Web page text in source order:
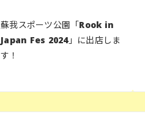
蘇我スポーツ公園「Rook in
Japan Fes 2024」に出店しま
す！